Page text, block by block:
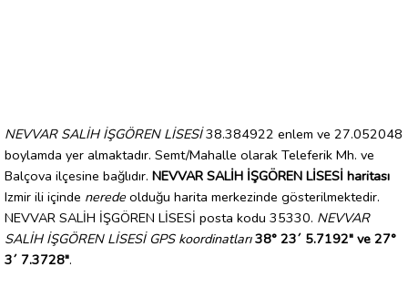
NEVVAR SALİH İŞGÖREN LİSESİ38.384922 enlem ve 27.052048
boylamda yer almaktadır. Semt/Mahalle olarak Teleferik Mh. ve
Balçova ilçesine bağlıdır. NEVVAR SALİH İŞGÖREN LİSESİ haritası
Izmir ili içinde nerede olduğu harita merkezinde gösterilmektedir.
NEVVAR SALİH İŞGÖREN LİSESİ posta kodu 35330. NEVVAR
SALİH İŞGÖREN LİSESİ GPS koordinatları 38° 23´ 5.7192" ve 27°
3´ 7.3728".